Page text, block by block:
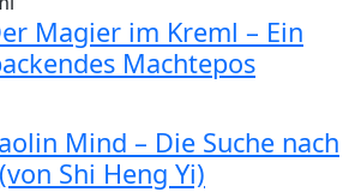
Magier im Kreml – Ein
Machtepos
Mind – Die Suche nach
Shi Heng Yi)